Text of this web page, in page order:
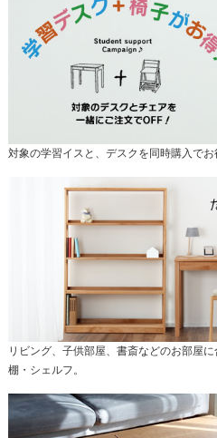
対象の学習イスと、デスクを同時購入でお
リビング、子供部屋、書斎などのお部屋
棚・シェルフ。